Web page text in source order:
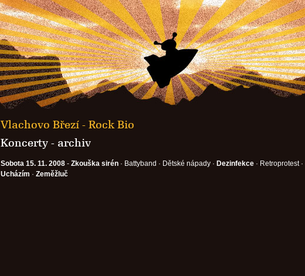
Vlachovo Březí - Rock Bio
Koncerty - archiv
Sobota 15. 11. 2008 - Zkouška sirén · Battyband · Dětské nápady · Dezinfekce · Retroprotest ·
Ucházím · Zeměžluč